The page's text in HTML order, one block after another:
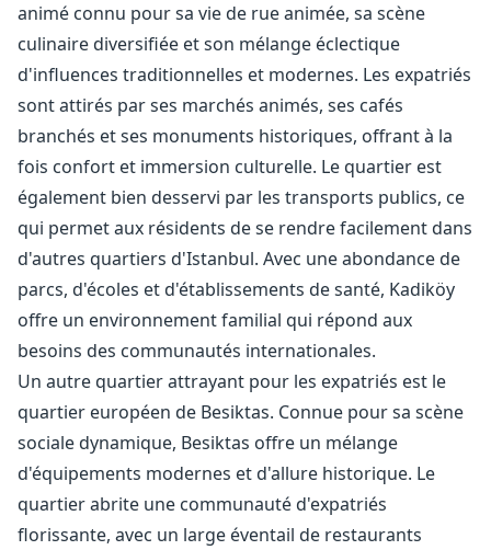
animé connu pour sa vie de rue animée, sa scène
culinaire diversifiée et son mélange éclectique
d'influences traditionnelles et modernes. Les expatriés
sont attirés par ses marchés animés, ses cafés
branchés et ses monuments historiques, offrant à la
fois confort et immersion culturelle. Le quartier est
également bien desservi par les transports publics, ce
qui permet aux résidents de se rendre facilement dans
d'autres quartiers d'Istanbul. Avec une abondance de
parcs, d'écoles et d'établissements de santé, Kadiköy
offre un environnement familial qui répond aux
besoins des communautés internationales.
Un autre quartier attrayant pour les expatriés est le
quartier européen de Besiktas. Connue pour sa scène
sociale dynamique, Besiktas offre un mélange
d'équipements modernes et d'allure historique. Le
quartier abrite une communauté d'expatriés
florissante, avec un large éventail de restaurants